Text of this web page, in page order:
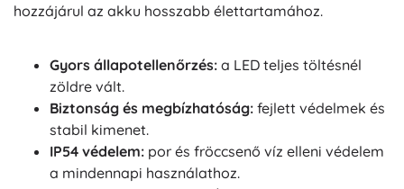
hozzájárul az akku hosszabb élettartamához.
Gyors állapotellenőrzés: a LED teljes töltésnél
zöldre vált.
Biztonság és megbízhatóság: fejlett védelmek és
stabil kimenet.
IP54 védelem: por és fröccsenő víz elleni védelem
a mindennapi használathoz.